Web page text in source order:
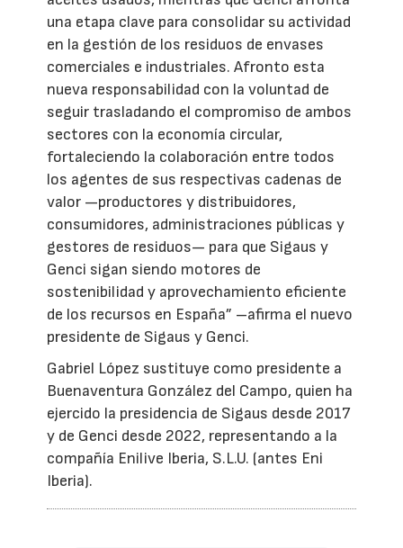
una etapa clave para consolidar su actividad
en la gestión de los residuos de envases
comerciales e industriales. Afronto esta
nueva responsabilidad con la voluntad de
seguir trasladando el compromiso de ambos
sectores con la economía circular,
fortaleciendo la colaboración entre todos
los agentes de sus respectivas cadenas de
valor —productores y distribuidores,
consumidores, administraciones públicas y
gestores de residuos— para que Sigaus y
Genci sigan siendo motores de
sostenibilidad y aprovechamiento eficiente
de los recursos en España” –afirma el nuevo
presidente de Sigaus y Genci.
Gabriel López sustituye como presidente a
Buenaventura González del Campo, quien ha
ejercido la presidencia de Sigaus desde 2017
y de Genci desde 2022, representando a la
compañía Enilive Iberia, S.L.U. (antes Eni
Iberia).